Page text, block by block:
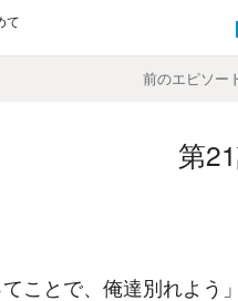
て
前のエピソー
第
ことで、俺達別れよう」